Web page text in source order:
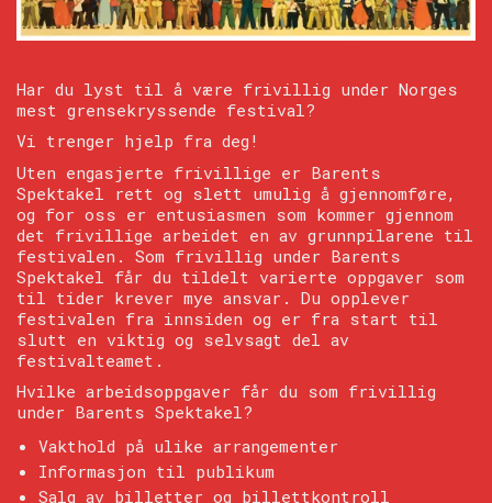
Har du lyst til å være frivillig under Norges
mest grensekryssende festival?
Vi trenger hjelp fra deg!
Uten engasjerte frivillige er Barents
Spektakel rett og slett umulig å gjennomføre,
og for oss er entusiasmen som kommer gjennom
det frivillige arbeidet en av grunnpilarene til
festivalen. Som frivillig under Barents
Spektakel får du tildelt varierte oppgaver som
til tider krever mye ansvar. Du opplever
festivalen fra innsiden og er fra start til
slutt en viktig og selvsagt del av
festivalteamet.
Hvilke arbeidsoppgaver får du som frivillig
under Barents Spektakel?
Vakthold på ulike arrangementer
Informasjon til publikum
Salg av billetter og billettkontroll